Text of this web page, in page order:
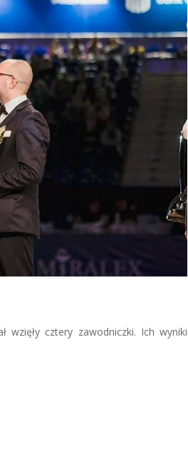
wzięły cztery zawodniczki. Ich wyniki